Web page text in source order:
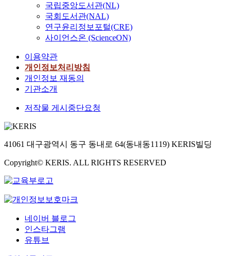
국립중앙도서관(NL)
국회도서관(NAL)
연구윤리정보포털(CRE)
사이언스온 (ScienceON)
이용약관
개인정보처리방침
개인정보 재동의
기관소개
저작물 게시중단요청
41061 대구광역시 동구 동내로 64(동내동1119) KERIS빌딩
Copyright© KERIS. ALL RIGHTS RESERVED
네이버 블로그
인스타그램
유튜브